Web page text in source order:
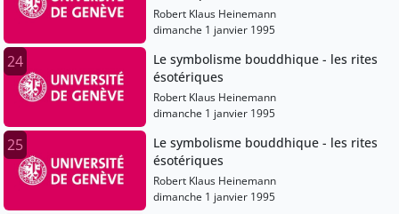
Robert Klaus Heinemann
dimanche 1 janvier 1995
24
Le symbolisme bouddhique - les rites
ésotériques
Robert Klaus Heinemann
dimanche 1 janvier 1995
25
Le symbolisme bouddhique - les rites
ésotériques
Robert Klaus Heinemann
dimanche 1 janvier 1995